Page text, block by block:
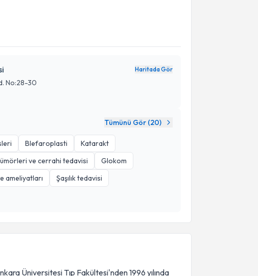
Haritada Gör
No:28-30
Tümünü Gör (20)
Blefaroplasti
Katarakt
ve cerrahi tedavisi
Glokom
ameliyatları
Şaşılık tedavisi
Üniversitesi Tıp Fakültesi'nden 1996 yılında